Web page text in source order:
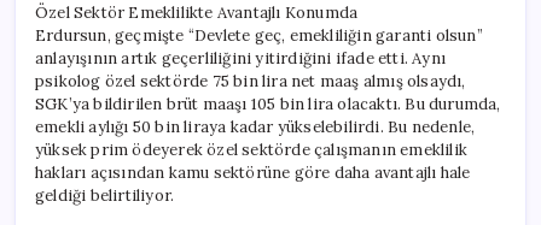
Özel Sektör Emeklilikte Avantajlı Konumda
Erdursun, geçmişte “Devlete geç, emekliliğin garanti olsun”
anlayışının artık geçerliliğini yitirdiğini ifade etti. Aynı
psikolog özel sektörde 75 bin lira net maaş almış olsaydı,
SGK’ya bildirilen brüt maaşı 105 bin lira olacaktı. Bu durumda,
emekli aylığı 50 bin liraya kadar yükselebilirdi. Bu nedenle,
yüksek prim ödeyerek özel sektörde çalışmanın emeklilik
hakları açısından kamu sektörüne göre daha avantajlı hale
geldiği belirtiliyor.